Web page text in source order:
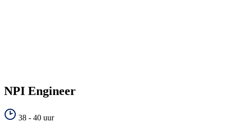
NPI Engineer
38 - 40 uur